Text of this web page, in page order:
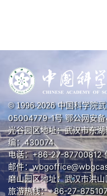
© 1996-2026中国科学院
05004779-1号鄂公网安
光谷园区地址：武汉市东
编：430074
电话：+86-27-87700812
邮件：
磨山园区地址：武汉市洪
旅游热线：+86-27-